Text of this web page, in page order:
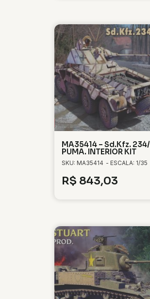
MA35414 – Sd.Kfz.
PUMA. INTERIOR KIT
SKU: MA35414 - ESCALA: 1/35
R$ 843,03